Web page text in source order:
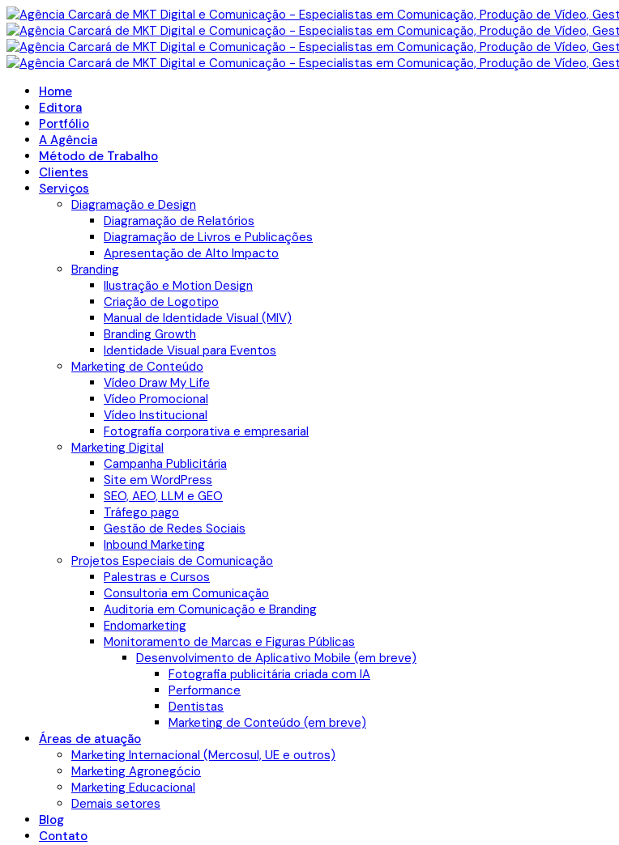
Home
Editora
Portfólio
A Agência
Método de Trabalho
Clientes
Serviços
Diagramação e Design
Diagramação de Relatórios
Diagramação de Livros e Publicações
Apresentação de Alto Impacto
Branding
Ilustração e Motion Design
Criação de Logotipo
Manual de Identidade Visual (MIV)
Branding Growth
Identidade Visual para Eventos
Marketing de Conteúdo
Vídeo Draw My Life
Vídeo Promocional
Vídeo Institucional
Fotografia corporativa e empresarial
Marketing Digital
Campanha Publicitária
Site em WordPress
SEO, AEO, LLM e GEO
Tráfego pago
Gestão de Redes Sociais
Inbound Marketing
Projetos Especiais de Comunicação
Palestras e Cursos
Consultoria em Comunicação
Auditoria em Comunicação e Branding
Endomarketing
Monitoramento de Marcas e Figuras Públicas
Desenvolvimento de Aplicativo Mobile (em breve)
Fotografia publicitária criada com IA
Performance
Dentistas
Marketing de Conteúdo (em breve)
Áreas de atuação
Marketing Internacional (Mercosul, UE e outros)
Marketing Agronegócio
Marketing Educacional
Demais setores
Blog
Contato